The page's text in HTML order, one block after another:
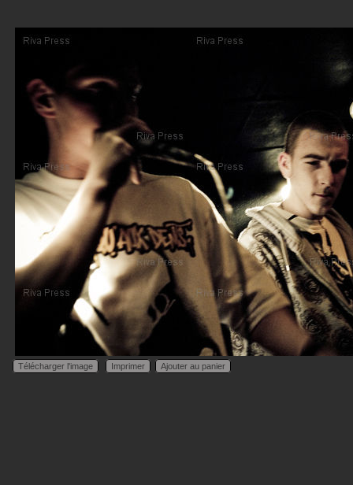
Télécharger l'image Imprimer Ajouter au panier